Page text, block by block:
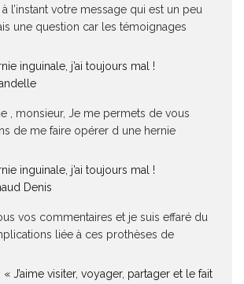
l’instant votre message qui est un peu
une question car les témoignages
inguinale, j’ai toujours mal !
, monsieur, Je me permets de vous
de me faire opérer d une hernie
inguinale, j’ai toujours mal !
Denis
vos commentaires et je suis effaré du
liée à ces prothèses de
J’aime visiter, voyager, partager et le fait